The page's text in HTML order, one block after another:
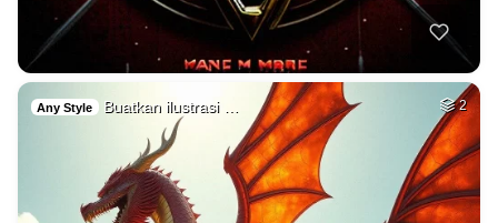
Any Style Buatkan ilustrasi … 2